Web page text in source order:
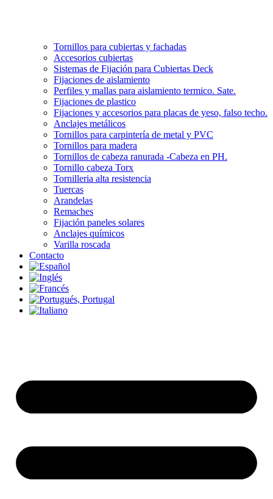
Tornillos para cubiertas y fachadas
Accesorios cubiertas
Sistemas de Fijación para Cubiertas Deck
Fijaciones de aislamiento
Perfiles y mallas para aislamiento termico. Sate.
Fijaciones de plastico
Fijaciones y accesorios para placas de yeso, falso techo.
Anclajes metálicos
Tornillos para carpintería de metal y PVC
Tornillos para madera
Tornillos de cabeza ranurada -Cabeza en PH.
Tornillo cabeza Torx
Tornilleria alta resistencia
Tuercas
Arandelas
Remaches
Fijación paneles solares
Anclajes químicos
Varilla roscada
Contacto